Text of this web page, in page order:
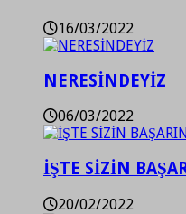
16/03/2022
NERESİNDEYİZ
06/03/2022
İŞTE SİZİN
20/02/2022